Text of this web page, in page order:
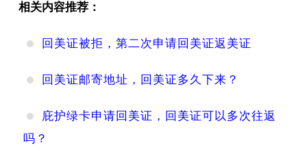
相关内容推荐：
回美证被拒，第二次申请回美证返美证
回美证邮寄地址，回美证多久下来？
庇护绿卡申请回美证，回美证可以多次往返
吗？